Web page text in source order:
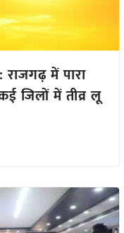
में पारा
जिलों में तीव्र लू